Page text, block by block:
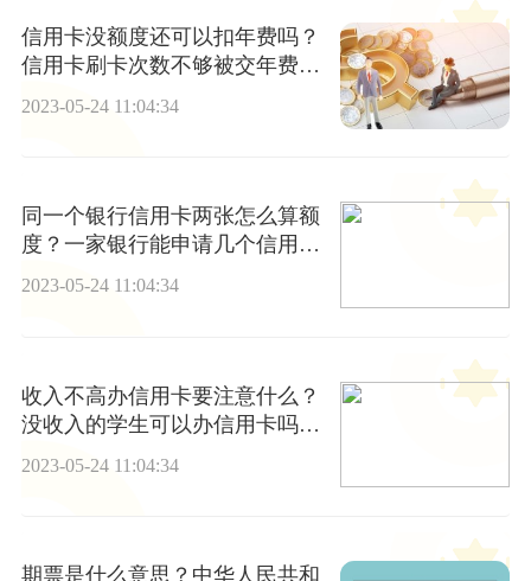
信用卡没额度还可以扣年费吗？
信用卡刷卡次数不够被交年费怎
2023-05-24 11:04:34
同一个银行信用卡两张怎么算额
度？一家银行能申请几个信用
卡？_当前看点
2023-05-24 11:04:34
收入不高办信用卡要注意什么？
没收入的学生可以办信用卡吗？
2023-05-24 11:04:34
期票是什么意思？中华人民共和